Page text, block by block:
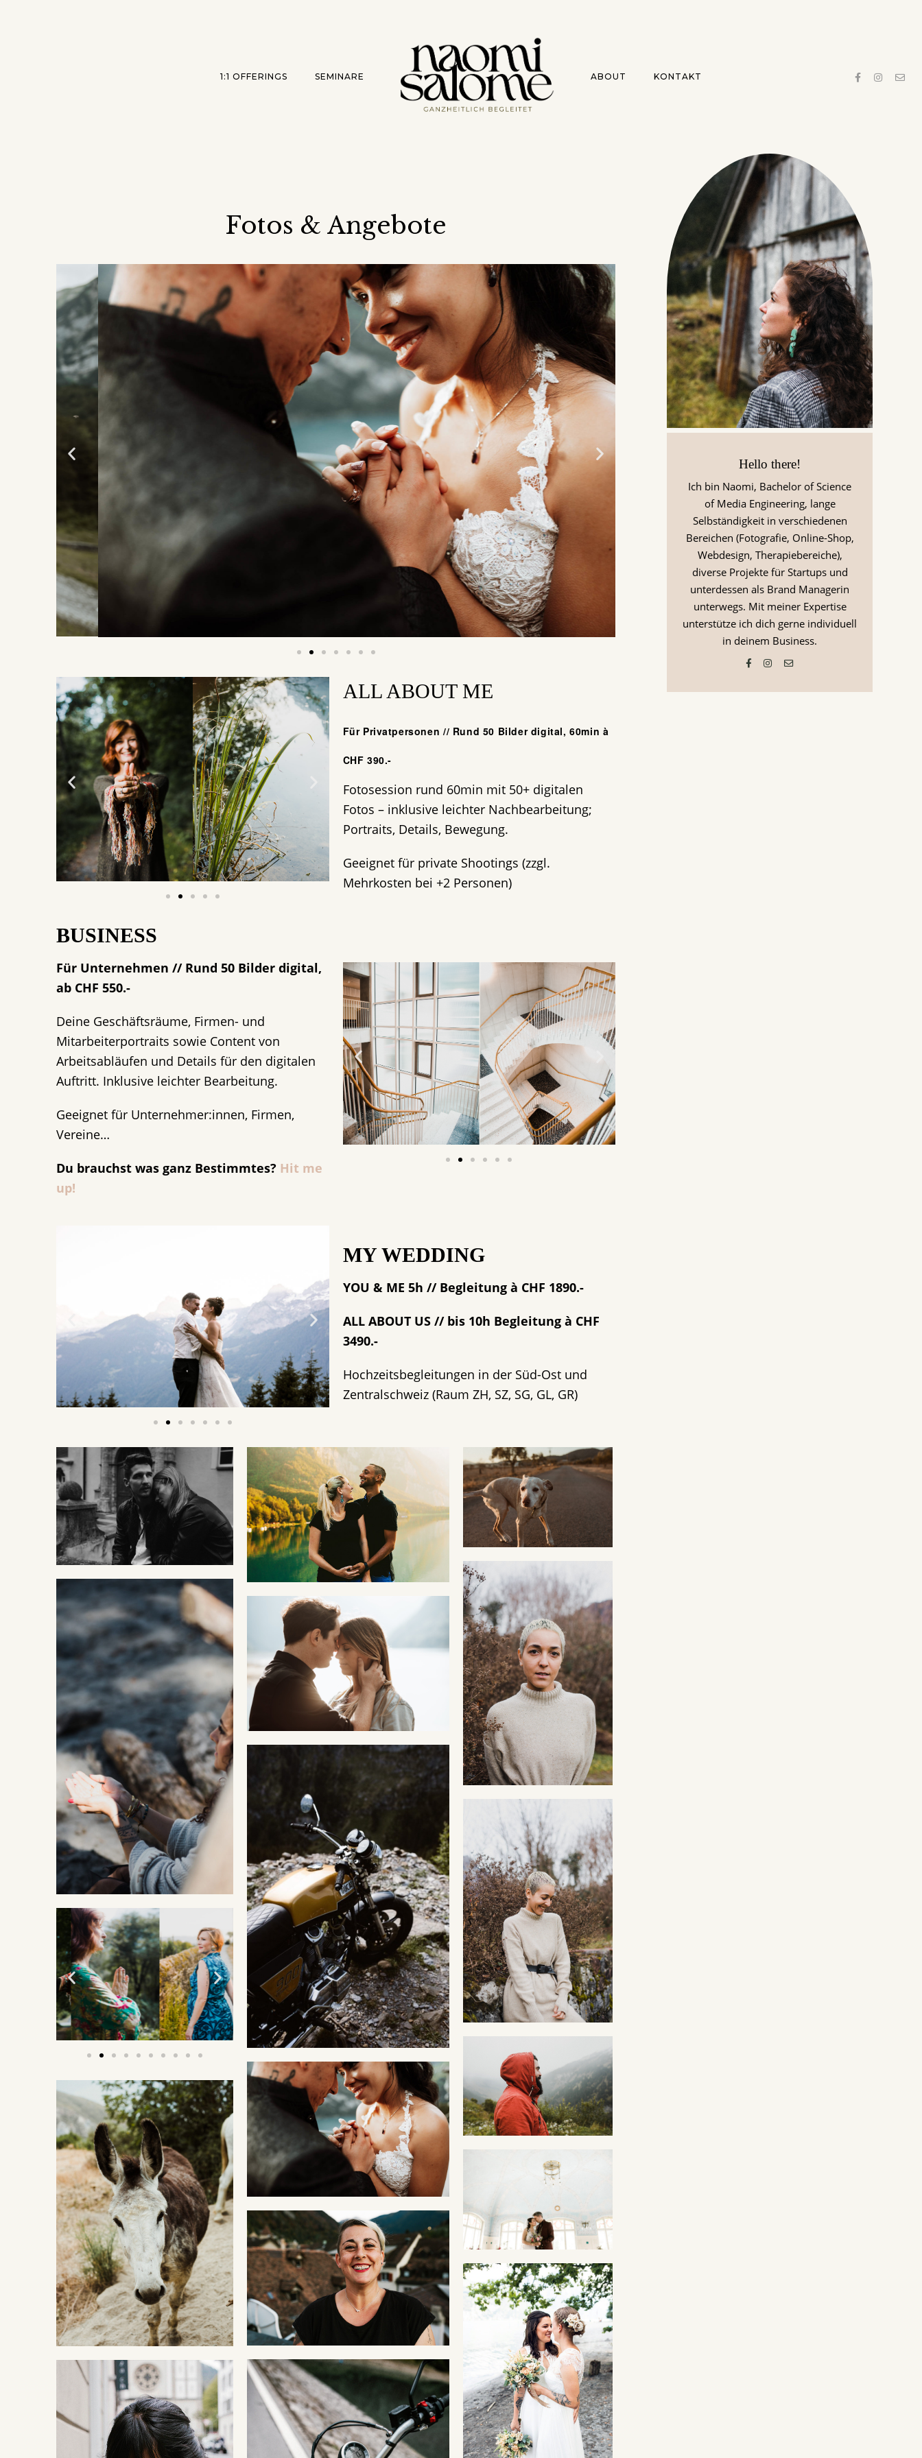
1:1 OFFERINGS SEMINARE ABOUT KONTAKT
Fotos & Angebote
ALL ABOUT ME
Für Privatpersonen // Rund 50 Bilder digital, 60min à
CHF 390.-
Fotosession rund 60min mit 50+ digitalen
Fotos – inklusive leichter Nachbearbeitung;
Portraits, Details, Bewegung.
Geeignet für private Shootings (zzgl.
Mehrkosten bei +2 Personen)
BUSINESS
Für Unternehmen // Rund 50 Bilder digital,
ab CHF 550.-
Deine Geschäftsräume, Firmen- und
Mitarbeiterportraits sowie Content von
Arbeitsabläufen und Details für den digitalen
Auftritt. Inklusive leichter Bearbeitung.
Geeignet für Unternehmer:innen, Firmen,
Vereine…
Du brauchst was ganz Bestimmtes? Hit me
up!
MY WEDDING
YOU & ME 5h // Begleitung à CHF 1890.-
ALL ABOUT US // bis 10h Begleitung à CHF
3490.-
Hochzeitsbegleitungen in der Süd-Ost und
Zentralschweiz (Raum ZH, SZ, SG, GL, GR)
Hello there!
Ich bin Naomi, Bachelor of Science
of Media Engineering, lange
Selbständigkeit in verschiedenen
Bereichen (Fotografie, Online-Shop,
Webdesign, Therapiebereiche),
diverse Projekte für Startups und
unterdessen als Brand Managerin
unterwegs. Mit meiner Expertise
unterstütze ich dich gerne individuell
in deinem Business.